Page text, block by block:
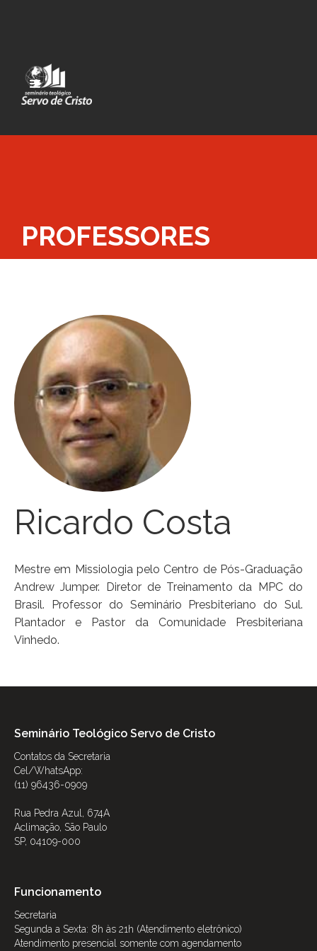
PROFESSORES
Ricardo Costa
Mestre em Missiologia pelo Centro de Pós-Graduação
Andrew Jumper. Diretor de Treinamento da MPC do
Brasil. Professor do Seminário Presbiteriano do Sul.
Plantador e Pastor da Comunidade Presbiteriana
Vinhedo.
Seminário Teológico Servo de Cristo
Contatos da Secretaria
Cel/WhatsApp:
(11) 96436-0909
Rua Pedra Azul, 674A
Aclimação, São Paulo
SP, 04109-000
Funcionamento
Secretaria
Segunda a Sexta: 8h às 21h (Atendimento eletrônico)
Atendimento presencial somente com agendamento